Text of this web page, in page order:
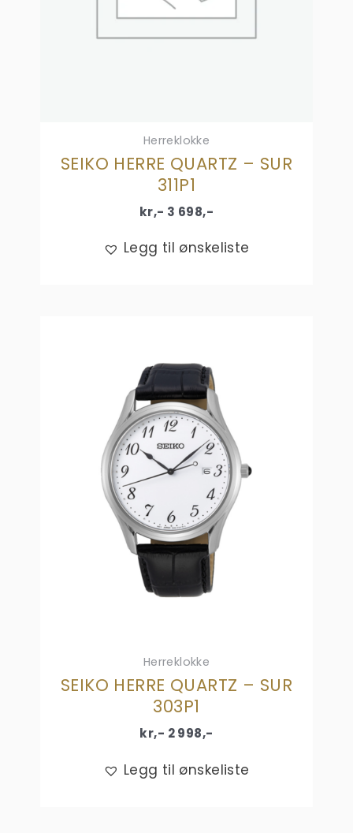
Herreklokke
SEIKO HERRE QUARTZ – SUR
311P1
kr,- 3 698,-
Legg til ønskeliste
Herreklokke
SEIKO HERRE QUARTZ – SUR
303P1
kr,- 2 998,-
Legg til ønskeliste